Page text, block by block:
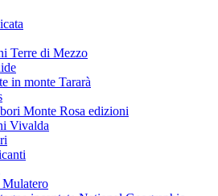
Terre di Mezzo
in monte Tararà
Monte Rosa edizioni
Vivalda